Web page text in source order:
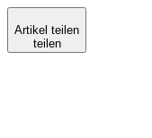
Artikel teilen
teilen